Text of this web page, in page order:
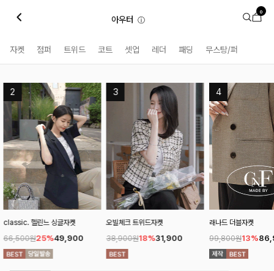
아우터 ⓘ
0
자켓 점퍼 트위드 코트 셋업 레더 패딩 무스탕/퍼
오빌체크 트위드자켓
38,900원18%31,900
래나드 더블자켓
99,800원13%86,900
탤더카라 반팔자켓
90,700원12%